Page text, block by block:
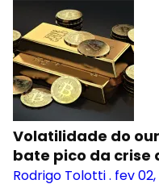
Volatilidade do
bate pico da crise
Rodrigo Tolotti. fev